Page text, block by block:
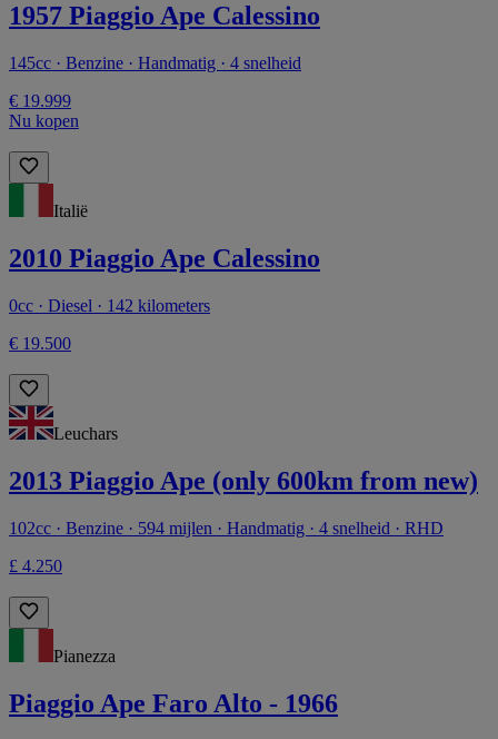
1957 Piaggio Ape Calessino
145cc · Benzine · Handmatig · 4 snelheid
€ 19.999
Nu kopen
Italië
2010 Piaggio Ape Calessino
0cc · Diesel · 142 kilometers
€ 19.500
Leuchars
2013 Piaggio Ape (only 600km from new)
102cc · Benzine · 594 mijlen · Handmatig · 4 snelheid · RHD
£ 4.250
Pianezza
Piaggio Ape Faro Alto - 1966